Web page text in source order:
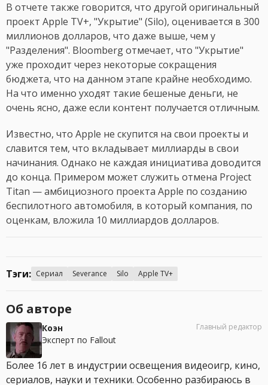
В отчете также говорится, что другой оригинальный
проект Apple TV+, "Укрытие" (Silo), оценивается в 300
миллионов долларов, что даже выше, чем у
"Разделения". Bloomberg отмечает, что "Укрытие"
уже проходит через некоторые сокращения
бюджета, что на данном этапе крайне необходимо.
На что именно уходят такие бешеные деньги, не
очень ясно, даже если контент получается отличным.
Известно, что Apple не скупится на свои проекты и
славится тем, что вкладывает миллиарды в свои
начинания. Однако не каждая инициатива доводится
до конца. Примером может служить отмена Project
Titan — амбициозного проекта Apple по созданию
беспилотного автомобиля, в который компания, по
оценкам, вложила 10 миллиардов долларов.
Тэги: Сериал Severance Silo Apple TV+
Об авторе
Коэн
Эксперт по Fallout
Главный редактор
Более 16 лет в индустрии освещения видеоигр, кино,
сериалов, науки и техники. Особенно разбираюсь в